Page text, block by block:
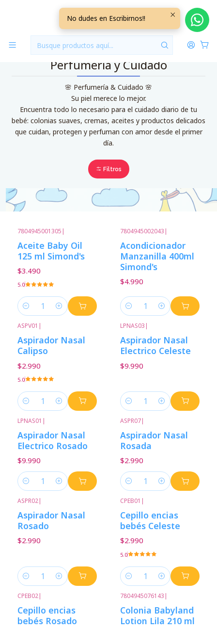
Inicio Perfumeria y Cuidado
Perfumeria y Cuidado
🌸 Perfumería & Cuidado 🌸
Su piel merece lo mejor.
Encuentra todo lo necesario para el cuidado diario de tu
bebé: colonias suaves, cremas, aceites y productos delicados
que cuidan, protegen y perfuman con amor desde el primer
día.
Filtros
7804945001305 |
Aceite Baby Oil
125 ml Simond's
$3.490
5.0
Cantidad
7804945002043 |
Acondicionador
Manzanilla 400ml
Simond's
$4.990
Cantidad
ASPV01 |
Aspirador Nasal
Calipso
$2.990
5.0
Cantidad
LPNAS03 |
Aspirador Nasal
Electrico Celeste
$9.990
Cantidad
LPNAS01 |
Aspirador Nasal
Electrico Rosado
$9.990
Cantidad
ASPR07|
Aspirador Nasal
Rosada
$2.990
Cantidad
ASPR02|
Aspirador Nasal
Rosado
$2.990
Cantidad
CPEB01 |
Cepillo encias
bebés Celeste
$2.990
5.0
Cantidad
CPEB02|
Cepillo encias
bebés Rosado
7804945076143 |
Colonia Babyland
Lotion Lila 210 ml
No dudes en Escribirnos!!